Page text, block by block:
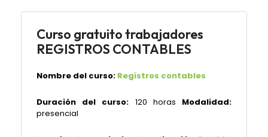
Curso gratuito trabajadores
REGISTROS CONTABLES
Nombre del curso: Registros contables
Duración del curso: 120 horas Modalidad:
presencial